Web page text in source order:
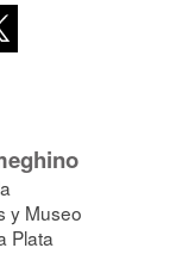
y Museo
Plata